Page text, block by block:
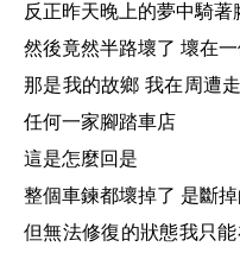
反正昨天晚上的夢中騎著
然後竟然半路壞了 壞在
那是我的故鄉 我在周遭
任何一家腳踏車店
這是怎麼回是
整個車鍊都壞掉了 是斷
但無法修復的狀態我只